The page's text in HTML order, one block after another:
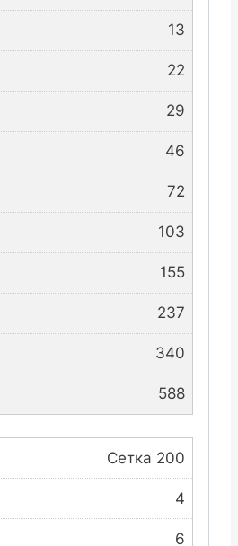
13
22
29
46
72
103
155
237
340
588
Сетка 200
4
6